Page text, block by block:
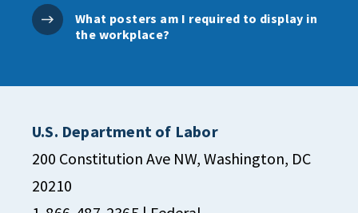
What posters am I required to display in
the workplace?
U.S. Department of Labor
200 Constitution Ave NW, Washington, DC
20210